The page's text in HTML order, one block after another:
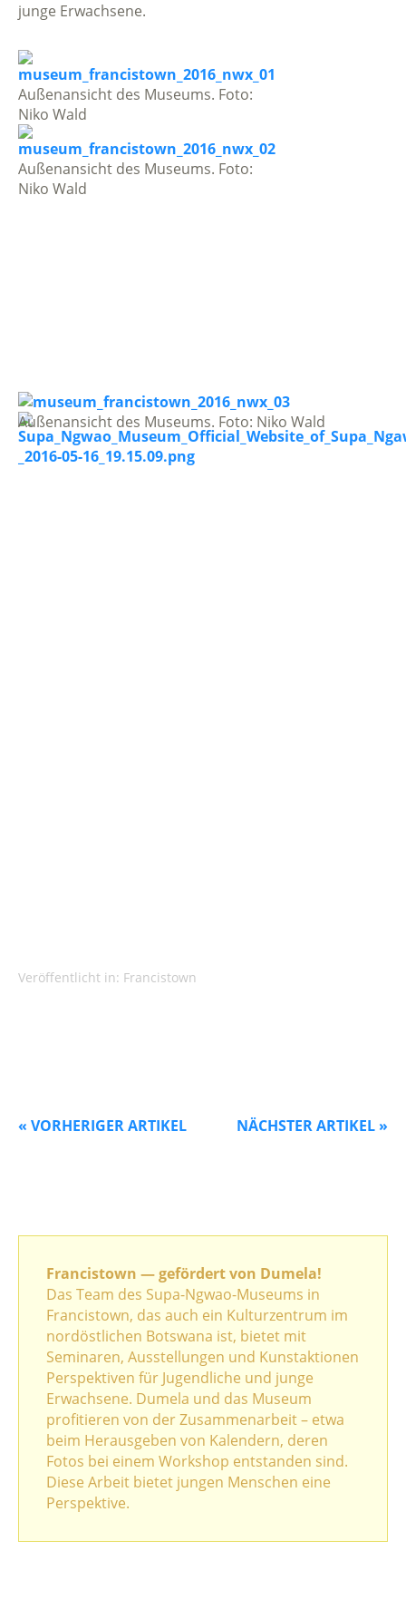
junge Erwachsene.
Außenansicht des Museums. Foto:
Niko Wald
Außenansicht des Museums. Foto:
Niko Wald
Außenansicht des Museums. Foto: Niko Wald
Veröffentlicht in: Francistown
NÄCHSTER ARTIKEL »
« VORHERIGER ARTIKEL
Francistown — gefördert von Dumela!
Das Team des Supa-Ngwao-Museums in
Francistown, das auch ein Kulturzentrum im
nordöstlichen Botswana ist, bietet mit
Seminaren, Ausstellungen und Kunstaktionen
Perspektiven für Jugendliche und junge
Erwachsene. Dumela und das Museum
profitieren von der Zusammenarbeit – etwa
beim Herausgeben von Kalendern, deren
Fotos bei einem Workshop entstanden sind.
Diese Arbeit bietet jungen Menschen eine
Perspektive.